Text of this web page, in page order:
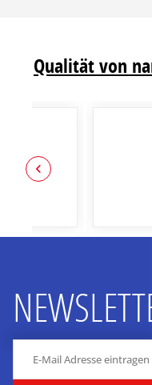
Qualität von